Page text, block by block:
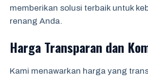
memberikan solusi terbaik untuk
renang Anda.
Harga Transparan dan
Kami menawarkan harga yang